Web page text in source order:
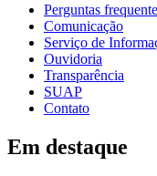
Perguntas
Comunicação
Serviço de
Ouvidoria
Transparência
SUAP
Contato
Em destaque